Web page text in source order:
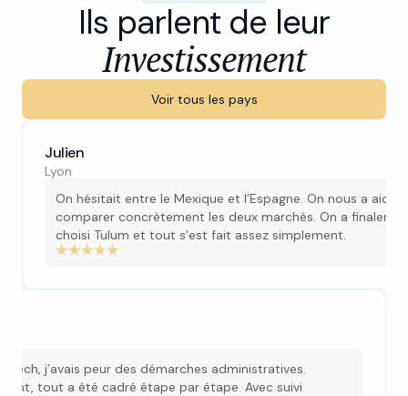
Ils parlent de leur
Investissement
Voir tous les pays
Julien
Lyon
On hésitait entre le Mexique et l’Espagne. On nous a aidés
comparer concrètement les deux marchés. On a
choisi Tulum et tout s’est fait assez simplement.
j’avais peur des démarches administratives.
tout a été cadré étape par étape. Avec suivi